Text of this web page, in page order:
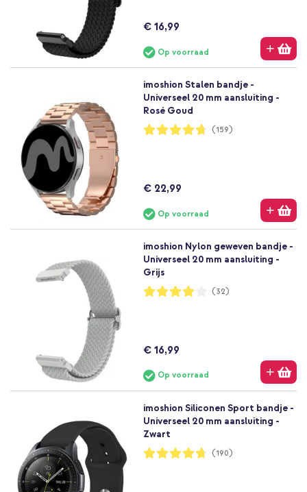
€ 16,99
Op voorraad
imoshion Stalen bandje -
Universeel 20 mm aansluiting -
Rosé Goud
Waardering:
(159)
€ 22,99
Op voorraad
imoshion Nylon geweven bandje -
Universeel 20 mm aansluiting -
Grijs
Waardering:
81%
(32)
€ 16,99
Op voorraad
imoshion Siliconen Sport bandje -
Universeel 20 mm aansluiting -
Zwart
Waardering:
94%
(190)